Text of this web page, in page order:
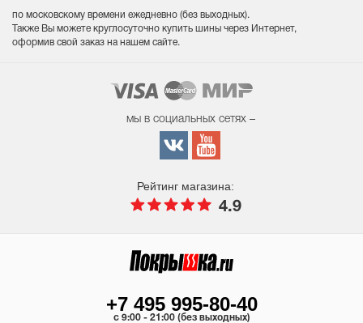
по московскому времени ежедневно (без выходных).
Также Вы можете круглосуточно купить шины через Интернет,
оформив свой заказ на нашем сайте.
мы в социальных сетях –
Рейтинг магазина:
4.9
+7 495 995-80-40
c 9:00 - 21:00 (без выходных)